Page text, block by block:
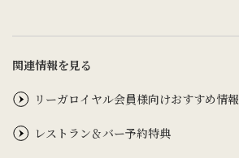
関連情報を見る
リーガロイヤル会員様向けおすすめ情報
レストラン＆バー予約特典